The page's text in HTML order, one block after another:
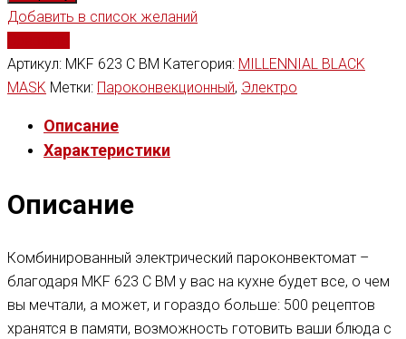
Добавить в список желаний
Артикул: MKF 623 C BM Категория: MILLENNIAL BLACK
MASK Метки: Пароконвекционный, Электро
Описание
Характеристики
Описание
Комбинированный электрический пароконвектомат –
благодаря MKF 623 C BM у вас на кухне будет все, о чем
вы мечтали, а может, и гораздо больше: 500 рецептов
хранятся в памяти, возможность готовить ваши блюда с